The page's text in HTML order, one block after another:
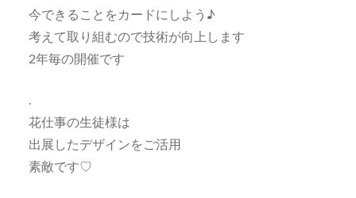
今できることをカードにしよう♪
考えて取り組むので技術が向上します
2年毎の開催です
.
花仕事の生徒様は
出展したデザインをご活用
素敵です♡